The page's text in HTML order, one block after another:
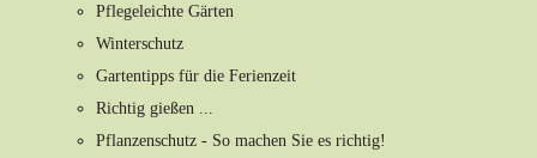
Pflegeleichte Gärten
Winterschutz
Gartentipps für die Ferienzeit
Richtig gießen ...
Pflanzenschutz - So machen Sie es richtig!